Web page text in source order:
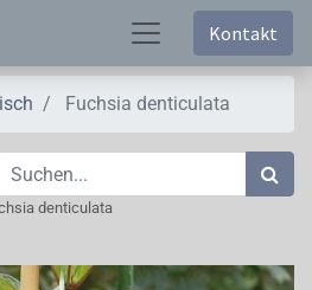
Kontakt
Fuchsia denticulata
denticulata